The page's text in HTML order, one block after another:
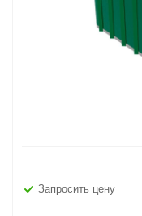
Запросить цену